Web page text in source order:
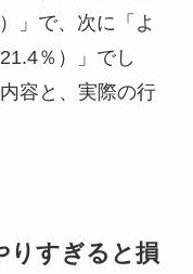
」で、次に「よ
％）」でし
容と、実際の行
りすぎると損